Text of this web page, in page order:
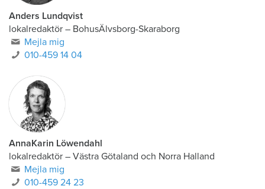
Anders Lundqvist
lokalredaktör – BohusÄlvsborg-Skaraborg
Mejla mig
010-459 14 04
AnnaKarin Löwendahl
lokalredaktör – Västra Götaland och Norra Halland
Mejla mig
010-459 24 23